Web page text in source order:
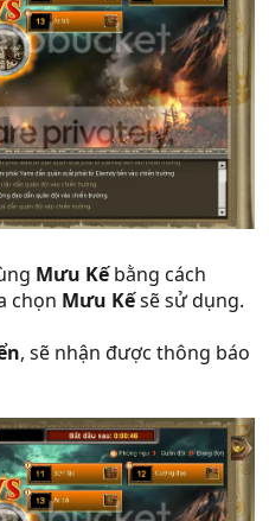
Mưu Kếbằng cách
chọn Mưu Kếsẽ sử dụng.
, sẽ nhận được thông báo